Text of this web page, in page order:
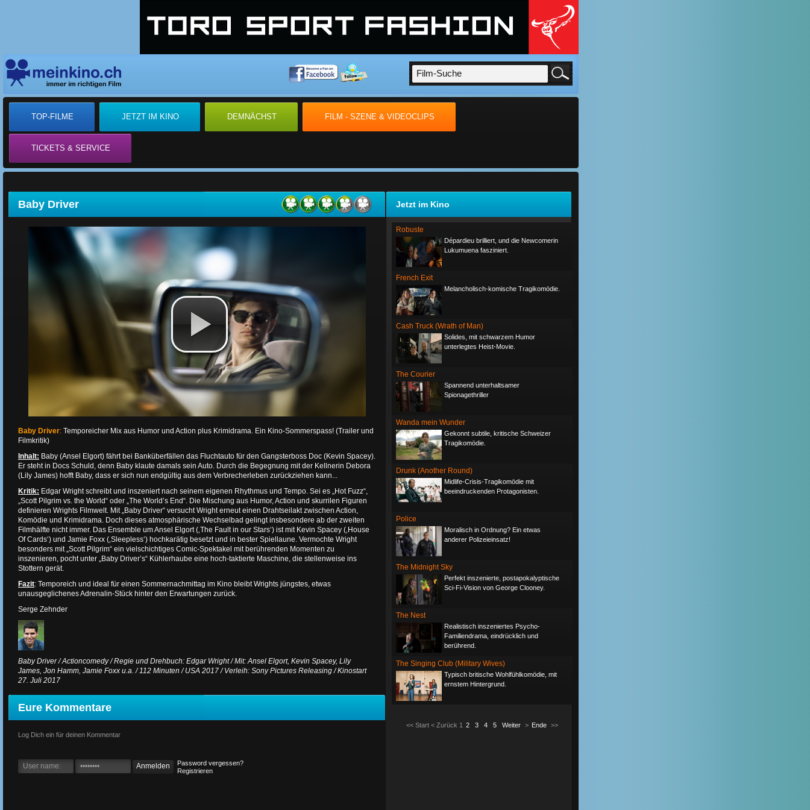
TOP-FILME JETZT IM KINO DEMNÄCHST FILM - SZENE & VIDEOCLIPS
TICKETS & SERVICE
Jetzt im Kino
Robuste
Dépardieu brilliert, und die Newcomerin
Lukumuena fasziniert.
French Exit
Melancholisch-komische Tragikomödie.
Cash Truck (Wrath of Man)
Solides, mit schwarzem Humor
unterlegtes Heist-Movie.
The Courier
Spannend unterhaltsamer
Spionagethriller
Wanda mein Wunder
Gekonnt subtile, kritische Schweizer
Tragikomödie.
Drunk (Another Round)
Midlife-Crisis-Tragikomödie mit
beeindruckenden Protagonisten.
Police
Moralisch in Ordnung? Ein etwas
anderer Polizeieinsatz!
The Midnight Sky
Perfekt inszenierte, postapokalyptische
Sci-Fi-Vision von George Clooney.
The Nest
Realistisch inszeniertes Psycho-
Familiendrama, eindrücklich und
berührend.
The Singing Club (Military Wives)
Typisch britische Wohlfühlkomödie, mit
ernstem Hintergrund.
<< Start < Zurück 1 2 3 4 5 Weiter > Ende >>
Baby Driver
Baby Driver: Temporeicher Mix aus Humor und Action plus Krimidrama. Ein Kino-Sommerspass! (Trailer und
Filmkritik)
Inhalt: Baby (Ansel Elgort) fährt bei Banküberfällen das Fluchtauto für den Gangsterboss Doc (Kevin Spacey).
Er steht in Docs Schuld, denn Baby klaute damals sein Auto. Durch die Begegnung mit der Kellnerin Debora
(Lily James) hofft Baby, dass er sich nun endgültig aus dem Verbrecherleben zurückziehen kann...
Kritik: Edgar Wright schreibt und inszeniert nach seinem eigenen Rhythmus und Tempo. Sei es „Hot Fuzz“,
„Scott Pilgrim vs. the World“ oder „The World’s End“. Die Mischung aus Humor, Action und skurrilen Figuren
definieren Wrights Filmwelt. Mit „Baby Driver“ versucht Wright erneut einen Drahtseilakt zwischen Action,
Komödie und Krimidrama. Doch dieses atmosphärische Wechselbad gelingt insbesondere ab der zweiten
Filmhälfte nicht immer. Das Ensemble um Ansel Elgort (‚The Fault in our Stars‘) ist mit Kevin Spacey (‚House
Of Cards‘) und Jamie Foxx (‚Sleepless‘) hochkarätig besetzt und in bester Spiellaune. Vermochte Wright
besonders mit „Scott Pilgrim“ ein vielschichtiges Comic-Spektakel mit berührenden Momenten zu
inszenieren, pocht unter „Baby Driver’s“ Kühlerhaube eine hoch-taktierte Maschine, die stellenweise ins
Stottern gerät.
Fazit: Temporeich und ideal für einen Sommernachmittag im Kino bleibt Wrights jüngstes, etwas
unausgeglichenes Adrenalin-Stück hinter den Erwartungen zurück.
Serge Zehnder
Baby Driver / Actioncomedy / Regie und Drehbuch: Edgar Wright / Mit: Ansel Elgort, Kevin Spacey, Lily
James, Jon Hamm, Jamie Foxx u.a. / 112 Minuten / USA 2017 / Verleih: Sony Pictures Releasing / Kinostart
27. Juli 2017
Eure Kommentare
Log Dich ein für deinen Kommentar
Password vergessen?
Registrieren